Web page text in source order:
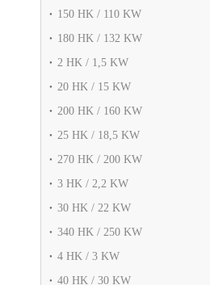
150 HK / 110 KW
180 HK / 132 KW
2 HK / 1,5 KW
20 HK / 15 KW
200 HK / 160 KW
25 HK / 18,5 KW
270 HK / 200 KW
3 HK / 2,2 KW
30 HK / 22 KW
340 HK / 250 KW
4 HK / 3 KW
40 HK / 30 KW